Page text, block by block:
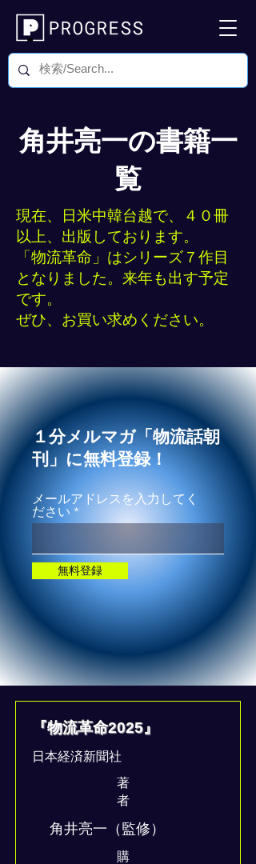
角井亮一の書籍一
覧
現在、日米中韓台越で、４０冊
以上、出版しております。
「物流革命」はシリーズ７作目
となりました。来年も出す予定
です。
​ぜひ、お買い求めください。
１分メルマガ「物流話朝
刊」に無料登録！
メールアドレスを入力してく
ださい
無料登録
『物流革命2025』
日本経済新聞社
著
者
角井亮一（監修）
​購